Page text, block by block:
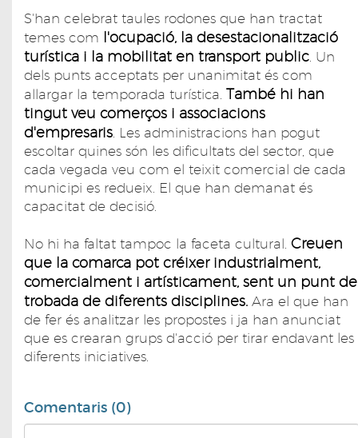
S'han celebrat taules rodones que han tractat
temes com l'ocupació, la desestacionalització
turística i la mobilitat en transport public . Un
dels punts acceptats per unanimitat és com
allargar la temporada turística. També hi han
tingut veu comerços i associacions
d'empresaris . Les administracions han pogut
escoltar quines són les dificultats del sector, que
cada vegada veu com el teixit comercial de cada
municipi es redueix. El que han demanat és
capacitat de decisió.
No hi ha faltat tampoc la faceta cultural. Creuen
que la comarca pot créixer industrialment,
comercialment i artísticament, sent un punt de
trobada de diferents disciplines. Ara el que han
de fer és analitzar les propostes i ja han anunciat
que es crearan grups d'acció per tirar endavant les
diferents iniciatives.
Comentaris (0)